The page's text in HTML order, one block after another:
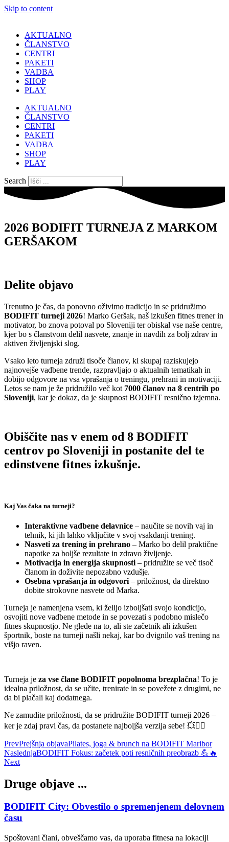
Skip to content
AKTUALNO
ČLANSTVO
CENTRI
PAKETI
VADBA
SHOP
PLAY
AKTUALNO
ČLANSTVO
CENTRI
PAKETI
VADBA
SHOP
PLAY
Search
2026 BODIFIT TURNEJA Z MARKOM
GERŠAKOM
Delite objavo
Trenutno je čas, da ponovno oživimo tradicijo in se pridružimo
BODIFIT turneji 2026! Marko Geršak, naš izkušen fitnes trener in
motivator, bo znova potoval po Sloveniji ter obiskal vse naše centre,
kjer bo s članstvom delil nasvete, znanje in navdih za bolj zdrav in
aktiven življenjski slog.
Vsako leto turneja združi tisoče članov, ki skupaj raziskujejo
najnovejše vadbene trende, razpravljajo o aktualnih tematikah in
dobijo odgovore na vsa vprašanja o treningu, prehrani in motivaciji.
Letos se nam je že pridružilo več kot 7000 članov na 8 centrih po
Sloveniji, kar je dokaz, da je skupnost BODIFIT resnično izjemna.
Obiščite nas v enem od 8 BODIFIT
centrov po Sloveniji in postanite del te
edinstvene fitnes izkušnje.
Kaj Vas čaka na turneji?
Interaktivne vadbene delavnice – naučite se novih vaj in
tehnik, ki jih lahko vključite v svoj vsakdanji trening.
Nasveti za trening in prehrano – Marko bo delil praktične
napotke za boljše rezultate in zdravo življenje.
Motivacija in energija skupnosti – pridružite se več tisoč
članom in doživite nepozabno vzdušje.
Osebna vprašanja in odgovori – priložnost, da direktno
dobite strokovne nasvete od Marka.
Turneja je namenjena vsem, ki želijo izboljšati svojo kondicijo,
osvojiti nove vadbene metode in se povezati s podobno mislečo
fitnes skupnostjo. Ne glede na to, ali ste začetnik ali izkušen
športnik, boste na turneji našli nekaj, kar bo dvignilo vaš trening na
višjo raven.
Turneja je za vse člane BODIFIT popolnoma brezplačna! To je
idealna priložnost, da se učite, trenirate in se povežete z drugimi, ne
da bi plačali kaj dodatnega.
Ne zamudite priložnosti, da se pridružite BODIFIT turneji 2026 –
ker je zdaj pravi čas, da postanete najboljša verzija sebe! 💥🏋️‍♂️
PrevPrejšnja objavaPilates, joga & brunch na BODIFIT Maribor
NaslednjaBODIFIT Fokus: začetek poti resničnih preobrazb 💪🔥
Next
Druge objave ...
BODIFIT City: Obvestilo o spremenjenem delovnem
času
Spoštovani člani, obveščamo vas, da uporaba fitnesa na lokaciji